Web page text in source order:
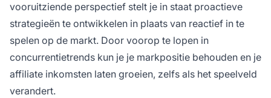
vooruitziende perspectief stelt je in staat proactieve
strategieën te ontwikkelen in plaats van reactief in te
spelen op de markt. Door voorop te lopen in
concurrentietrends kun je je markpositie behouden en je
affiliate inkomsten laten groeien, zelfs als het speelveld
verandert.